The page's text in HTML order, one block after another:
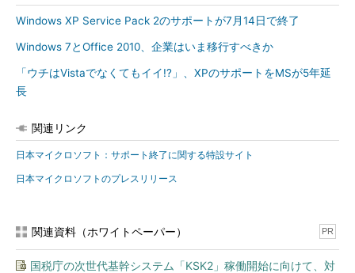
てほしいと述べた。
穴の空いた家に住み続けないで
セキュリティアナリスト 満永
拓邦氏
基本は、「常にOSやアプリケーション
ートが終了し、パッチが提供されなくな
ンで稼働させていても、USBなどの経路
でマルウェアに感染するリスクは依然と
して残る。
Windows XP Service Pack 2のサポートが7月14日で終了
Windows 7とOffice 2010、企業はいま移行すべきか
「ウチはVistaでなくてもイイ!?」、XPのサポートをMSが5年延
長
関連リンク
日本マイクロソフト：サポート終了に関する特設サイト
日本マイクロソフトのプレスリリース
関連資料（ホワイトペーパー） PR
国税庁の次世代基幹システム「KSK2」稼働開始に向けて、対